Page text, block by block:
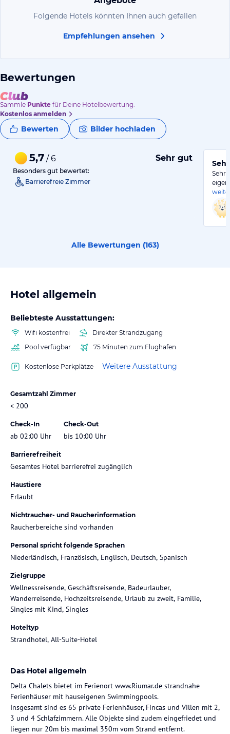
Folgende Hotels könnten Ihnen auch gefallen
Empfehlungen ansehen
Bewertungen
Sammle Punkte für Deine Hotelbewertung.
Kostenlos anmelden
Bewerten Bilder hochladen
5,7 / 6 Sehr gut
Besonders gut bewertet:
Barrierefreie Zimmer
Sehr
Alle Bewertungen (163)
Hotel allgemein
Beliebteste Ausstattungen:
Wifi kostenfrei
Direkter Strandzugang
Pool verfügbar
75 Minuten zum Flughafen
Kostenlose Parkplätze Weitere Ausstattung
Gesamtzahl Zimmer
< 200
Check-In
ab 02:00 Uhr
Check-Out
bis 10:00 Uhr
Barrierefreiheit
Gesamtes Hotel barrierefrei zugänglich
Haustiere
Erlaubt
Nichtraucher- und Raucherinformation
Raucherbereiche sind vorhanden
Personal spricht folgende Sprachen
Niederländisch, Französisch, Englisch, Deutsch, Spanisch
Zielgruppe
Wellnessreisende, Geschäftsreisende, Badeurlauber,
Wanderreisende, Hochzeitsreisende, Urlaub zu zweit, Familie,
Singles mit Kind, Singles
Hoteltyp
Strandhotel, All-Suite-Hotel
Das Hotel allgemein
Delta Chalets bietet im Ferienort www.Riumar.de strandnahe
Ferienhäuser mit hauseigenen Swimmingpools.
Insgesamt sind es 65 private Ferienhäuser, Fincas und Villen mit 2,
3 und 4 Schlafzimmern. Alle Objekte sind zudem eingefriedet und
liegen nur 20m bis maximal 350m vom Strand entfernt.